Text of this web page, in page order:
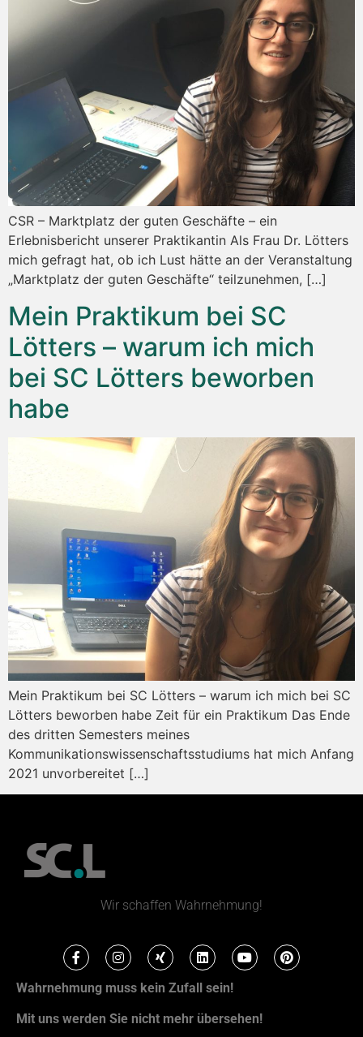
CSR – Marktplatz der guten Geschäfte – ein
Erlebnisbericht unserer Praktikantin Als Frau Dr. Lötters
mich gefragt hat, ob ich Lust hätte an der Veranstaltung
„Marktplatz der guten Geschäfte“ teilzunehmen, […]
Mein Praktikum bei SC
Lötters – warum ich mich
bei SC Lötters beworben
habe
Mein Praktikum bei SC Lötters – warum ich mich bei SC
Lötters beworben habe Zeit für ein Praktikum Das Ende
des dritten Semesters meines
Kommunikationswissenschaftsstudiums hat mich Anfang
2021 unvorbereitet […]
Wir schaffen Wahrnehmung!
Wahrnehmung muss kein Zufall sein!
Mit uns werden Sie nicht mehr übersehen!